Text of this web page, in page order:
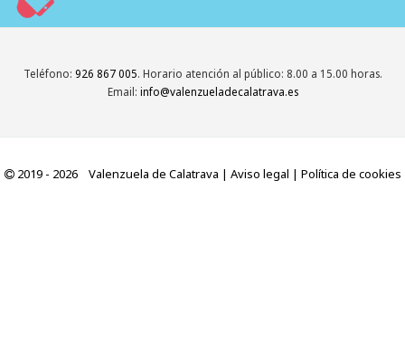
Teléfono: 926 867 005. Horario atención al público: 8.00 a 15.00 horas.
Email: info@valenzueladecalatrava.es
2019 - 2026 Valenzuela de Calatrava | Aviso legal | Política de cookies